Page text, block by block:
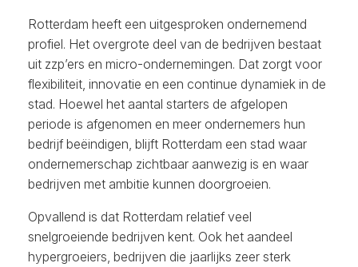
Rotterdam heeft een uitgesproken ondernemend
profiel. Het overgrote deel van de bedrijven bestaat
uit zzp’ers en micro-ondernemingen. Dat zorgt voor
flexibiliteit, innovatie en een continue dynamiek in de
stad. Hoewel het aantal starters de afgelopen
periode is afgenomen en meer ondernemers hun
bedrijf beëindigen, blijft Rotterdam een stad waar
ondernemerschap zichtbaar aanwezig is en waar
bedrijven met ambitie kunnen doorgroeien.
Opvallend is dat Rotterdam relatief veel
snelgroeiende bedrijven kent. Ook het aandeel
hypergroeiers, bedrijven die jaarlijks zeer sterk